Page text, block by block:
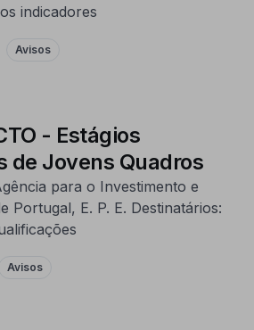
indicadores
Avisos
- Estágios
de Jovens Quadros
para o Investimento e
Portugal, E. P. E. Destinatários:
Avisos